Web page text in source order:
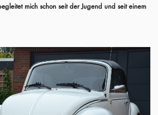
mich schon seit der Jugend und seit einem